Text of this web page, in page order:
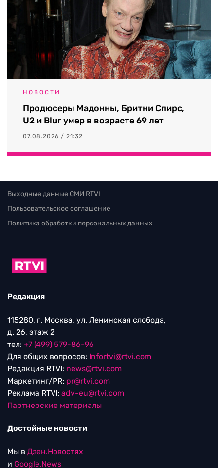
НОВОСТИ
Продюсеры Мадонны, Бритни Спирс,
U2 и Blur умер в возрасте 69 лет
07.08.2026 / 21:32
Выходные данные СМИ RTVI
Пользовательское соглашение
Политика обработки персональных данных
Редакция
115280, г. Москва, ул. Ленинская слобода,
д. 26, этаж 2
тел: +7 (499) 579-86-96
Для общих вопросов: Infortvi@rtvi.com
Редакция RTVI: news@rtvi.com
Маркетинг/PR: pr@rtvi.com
Реклама RTVI: adv-eu@rtvi.com
Партнерские материалы
Достойные новости
Мы в Дзен.Новостях
и Google.News